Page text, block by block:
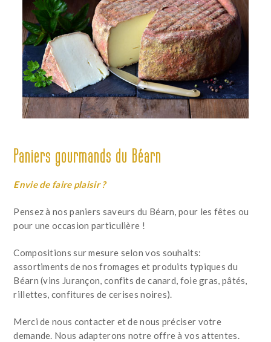
Paniers gourmands du Béarn
Envie de faire plaisir ?
Pensez à nos paniers saveurs du Béarn, pour les fêtes ou
pour une occasion particulière !
Compositions sur mesure selon vos souhaits:
assortiments de nos fromages et produits typiques du
Béarn (vins Jurançon, confits de canard, foie gras, pâtés,
rillettes, confitures de cerises noires).
Merci de nous contacter et de nous préciser votre
demande. Nous adapterons notre offre à vos attentes.